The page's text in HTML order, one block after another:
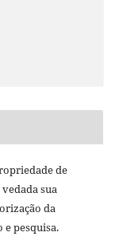
de
vedada sua
da
e pesquisa.